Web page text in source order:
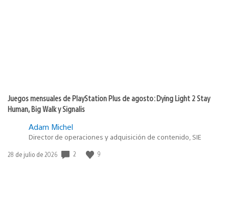
Juegos mensuales de PlayStation Plus de agosto: Dying Light 2 Stay
Human, Big Walk y Signalis
Adam Michel
Director de operaciones y adquisición de contenido, SIE
Fecha
28 de julio de 2026 2 9